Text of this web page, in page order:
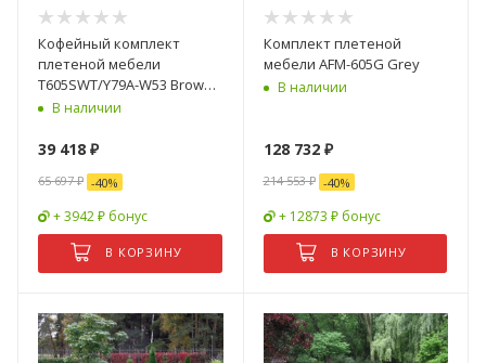
Кофейный комплект
плетеной мебели
T605SWT/Y79A-W53 Brown
(2+1)В наличии
39 418 ₽
65 697₽ -40%
+ 3942 ₽ бонус
В КОРЗИНУ
Комплект плетеной
мебели AFM-605G Grey
В наличии
128 732₽
214 553₽ -40%
+ 12873 ₽ бонус
В КОРЗИНУ